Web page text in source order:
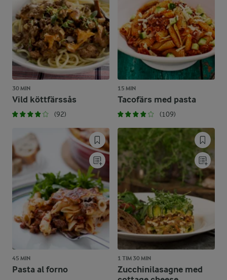
30 MIN
Vild köttfärssås
(92)
15 MIN
Tacofärs med pasta
(109)
45 MIN
Pasta al forno
1 TIM 30 MIN
Zucchinilasagne med